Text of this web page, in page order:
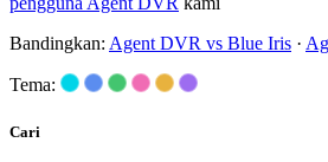
Bandingkan: Agent DVR vs Blue Iris ·
Tema:
Cari